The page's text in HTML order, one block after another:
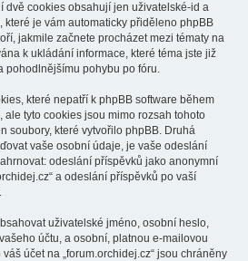
dvě cookies obsahují jen uživatelské-id a
je vám automaticky přiděleno phpBB
jakmile začnete procházet mezi tématy na
k ukládání informace, které téma jste již
pohodlnějšímu pohybu po fóru.
které nepatří k phpBB software během
ale tyto cookies jsou mimo rozsah tohoto
soubory, které vytvořilo phpBB. Druhá
vaše osobní údaje, je vaše odeslání
odeslání příspěvků jako anonymní
a odeslání příspěvků po vaší
uživatelské jméno, osobní heslo,
účtu, a osobní, platnou e-mailovou
účet na „forum.orchidej.cz“ jsou chráněny